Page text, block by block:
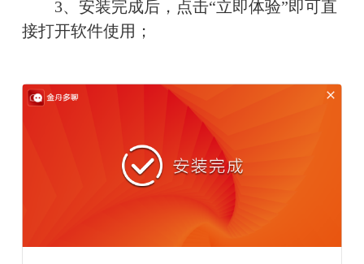
3、安装完成后，点击“立即体验”即可直
接打开软件使用；